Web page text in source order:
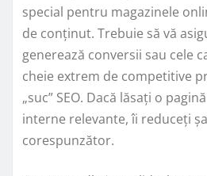
special pentru magazinele
de conținut. Trebuie să vă
generează conversii sau cele
cheie extrem de competitive
„suc” SEO. Dacă lăsați o
interne relevante, îi reduceți
corespunzător.